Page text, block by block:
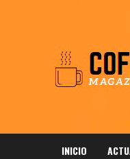
INICIO